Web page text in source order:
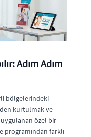
Adım Adım
bölgelerindeki
kurtulmak ve
özel bir
programından farklı